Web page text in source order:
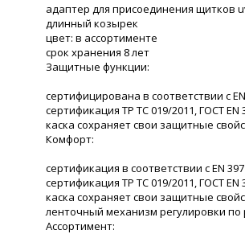
адаптер для присоединения щитков
длинный козырек
цвет: в ассортименте
срок хранения 8 лет
Защитные функции:
сертифицирована в соответствии с
сертификация ТР ТС 019/2011, ГОСТ EN
каска сохраняет свои защитные
Комфорт:
сертификация в соответствии с EN
сертификация ТР ТС 019/2011, ГОСТ EN
каска сохраняет свои защитные
ленточный механизм регулировки по
Ассортимент: